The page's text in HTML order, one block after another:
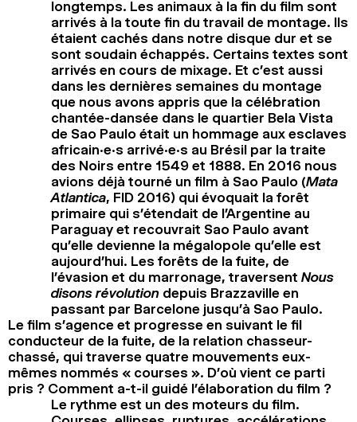
longtemps. Les animaux à la fin du film sont
arrivés à la toute fin du travail de montage. Ils
étaient cachés dans notre disque dur et se
sont soudain échappés. Certains textes sont
arrivés en cours de mixage. Et c’est aussi
dans les dernières semaines du montage
que nous avons appris que la célébration
chantée-dansée dans le quartier Bela Vista
de Sao Paulo était un hommage aux esclaves
africain.e.s arrivé.e.s au Brésil par la traite
des Noirs entre 1549 et 1888. En 2016 nous
avions déjà tourné un film à Sao Paulo (Mata
Atlantica, FID 2016) qui évoquait la forêt
primaire qui s’étendait de l’Argentine au
Paraguay et recouvrait Sao Paulo avant
qu’elle devienne la mégalopole qu’elle est
aujourd’hui. Les forêts de la fuite, de
l’évasion et du marronage, traversent Nous
disons révolution depuis Brazzaville en
passant par Barcelone jusqu’à Sao Paulo.
Le film s’agence et progresse en suivant le fil
conducteur de la fuite, de la relation chasseur-
chassé, qui traverse quatre mouvements eux-
mêmes nommés « courses ». D’où vient ce parti
pris ? Comment a-t-il guidé l’élaboration du film ?
Le rythme est un des moteurs du film.